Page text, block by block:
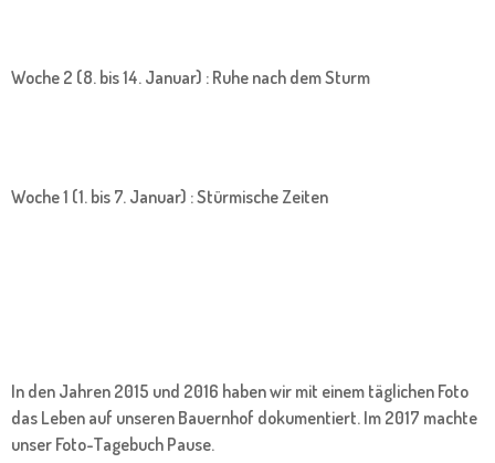
Woche 2 (8. bis 14. Januar) : Ruhe nach dem Sturm
Woche 1 (1. bis 7. Januar) : Stürmische Zeiten
In den Jahren 2015 und 2016 haben wir mit einem täglichen Foto
das Leben auf unseren Bauernhof dokumentiert. Im 2017 machte
unser Foto-Tagebuch Pause.